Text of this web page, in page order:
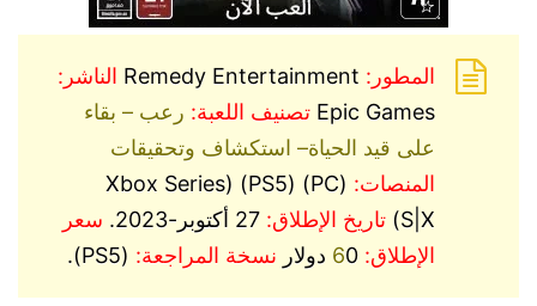
المطور:
الناشر:
Epic Games تصنيف اللعبة: رعب – بقاء
على قيد الحياة– استكشاف وتحقيقات
المنصات:
(PC) (PS5) (Xbox Series
S|X)
تاريخ الإطلاق:
سعر
الإطلاق: 0 دولار نسخة المراجعة: (PS5).